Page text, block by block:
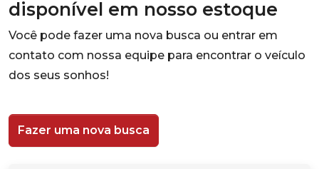
disponível em nosso estoque
Você pode fazer uma nova busca ou entrar em
contato com nossa equipe para encontrar o veículo
dos seus sonhos!
Fazer uma nova busca